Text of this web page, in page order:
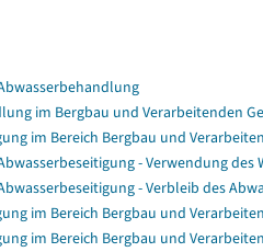
im Bergbau und Verarbeitenden
im Bereich Bergbau und
- Verwendung
- Verbleib des
im Bereich Bergbau und
im Bereich Bergbau und